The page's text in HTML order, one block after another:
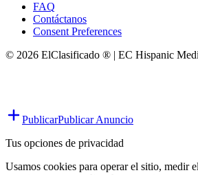
FAQ
Contáctanos
Consent Preferences
© 2026 ElClasificado ® | EC Hispanic
PublicarPublicar Anuncio
Tus opciones de privacidad
Usamos cookies para operar el sitio, medir